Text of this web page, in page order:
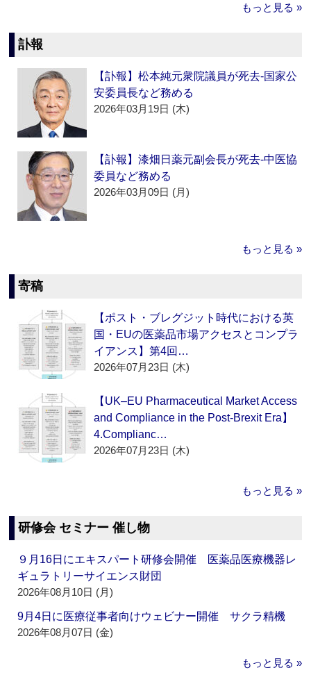
もっと見る »
訃報
【訃報】松本純元衆院議員が死去‐国家公
安委員長など務める
2026年03月19日 (木)
【訃報】漆畑日薬元副会長が死去‐中医協
委員など務める
2026年03月09日 (月)
もっと見る »
寄稿
【ポスト・ブレグジット時代における英
国・EUの医薬品市場アクセスとコンプラ
イアンス】第4回…
2026年07月23日 (木)
【UK–EU Pharmaceutical Market Access
and Compliance in the Post-Brexit Era】
4.Complianc…
2026年07月23日 (木)
もっと見る »
研修会 セミナー 催し物
９月16日にエキスパート研修会開催 医薬品医療機器レ
ギュラトリーサイエンス財団
2026年08月10日 (月)
9月4日に医療従事者向けウェビナー開催 サクラ精機
2026年08月07日 (金)
もっと見る »